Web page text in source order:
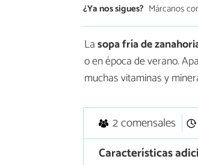
¿Ya nos sigues? Márcanos
Lasopa fría de
o en época de verano.
muchas vitaminas y
2 comensales
Características